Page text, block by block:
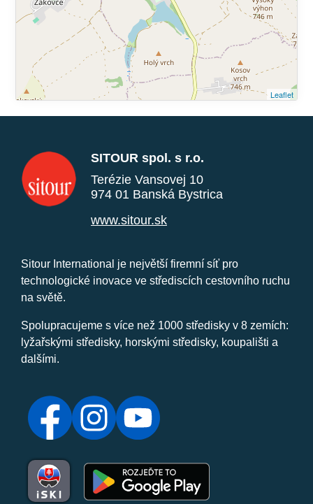
Leaflet
SITOUR spol. s r.o.
Terézie Vansovej 10
974 01 Banská Bystrica
www.sitour.sk
Sitour International je největší firemní síť pro
technologické inovace ve střediscích cestovního ruchu
na světě.
Spolupracujeme s více než 1000 středisky v 8 zemích:
lyžařskými středisky, horskými středisky, koupališti a
dalšími.